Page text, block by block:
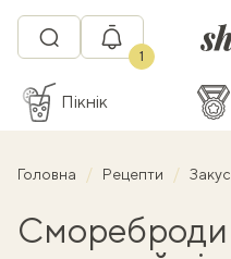
1
Пікнік
Головна Рецепти
Смореброди